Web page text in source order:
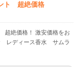
ト 超絶価格
絶価格！ 激安価格をお
レディース香水 サムラ